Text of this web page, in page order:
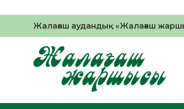
Жалағаш аудандық «Жалағаш